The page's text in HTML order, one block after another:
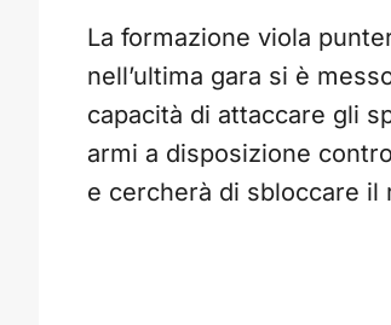
La formazione viola
nell’ultima gara si è
capacità di attaccare gli
armi a disposizione
e cercherà di sbloccare il